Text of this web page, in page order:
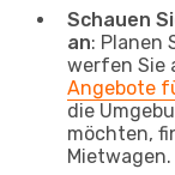
Schauen
an: Planen
werfen Sie
Angebote
die
möchten,
Mietwagen.